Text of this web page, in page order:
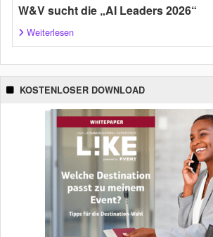
W&V sucht die „AI Leaders 2026“
Weiterlesen
KOSTENLOSER DOWNLOAD